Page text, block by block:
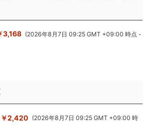
3,168 (2026年8月7日 09:25 GMT +09:00 時点 -
￥2,420 (2026年8月7日 09:25 GMT +09:00 時